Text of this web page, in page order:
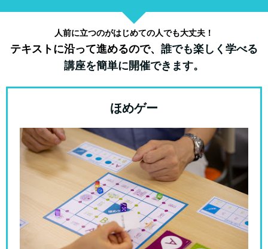
人前に立つのがはじめての人でも大丈夫！
テキストに沿って進めるので、 誰でも楽しく学べる
講座を簡単に開催できます。
ほめゲー